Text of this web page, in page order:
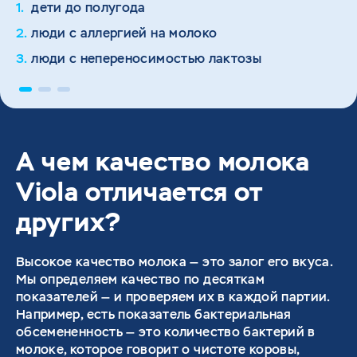
- сама, без следа и навсегда.
46 % россиян отмечают у себя реальные
симптомы непереносимости лактозы
1-4 % частота аллергии на белок коровьего
дети до полугода
люди с аллергией на молоко
люди с непереносимостью лактозы
предлагать. Диагностика аллергии на молоко
зачастую не представляет сложности, ведь
аллергия - опасное состояние, угрожающее
жизни человека. Это не легкое недомогание, а
серьёзная необходимость вызова врача после
употребления молочных продуктов. Однако
вот с непереносимостью лактозы ситуация
сложнее. Чтобы ее выявить, придется потратить
немало времени и сил.
- сама, без следа и навсегда.
46 % россиян отмечают у себя реальные
симптомы непереносимости лактозы
1-4 % частота аллергии на белок коровьего
дети до полугода
люди с аллергией на молоко
люди с непереносимостью лактозы
А чем качество молока
Viola отличается от
других?
Высокое качество молока — это залог его вкуса.
Мы определяем качество по десяткам
показателей — и проверяем их в каждой партии.
Например, есть показатель бактериальная
обсемененность — это количество бактерий в
молоке, которое говорит о чистоте коровы,